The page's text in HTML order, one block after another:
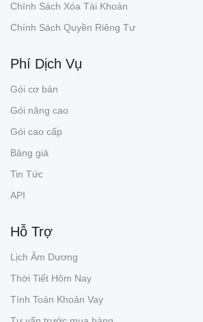
Chính Sách Xóa Tài Khoản
Chính Sách Quyền Riêng Tư
Phí Dịch Vụ
Gói cơ bản
Gói nâng cao
Gói cao cấp
Bảng giá
Tin Tức
API
Hỗ Trợ
Lịch Âm Dương
Thời Tiết Hôm Nay
Tính Toán Khoản Vay